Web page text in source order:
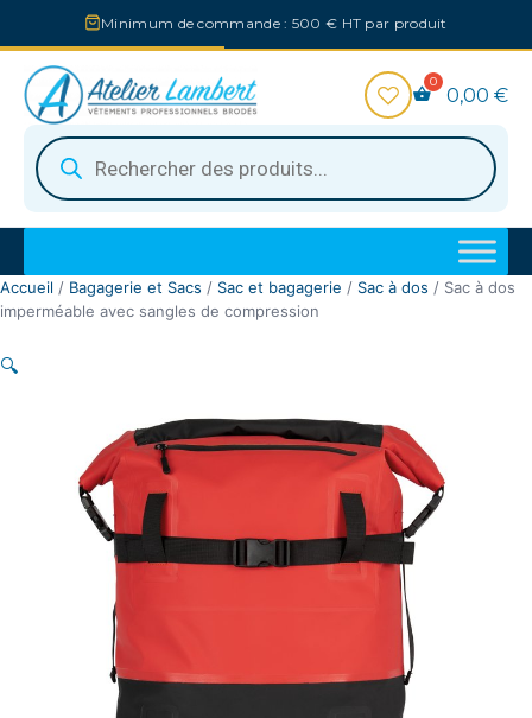
au
contenu
Minimum de commande : 500 € HT par produit
Recherche
de
produits
0,00 €
Accueil / Bagagerie et Sacs / Sac et bagagerie / Sac à dos / Sac à dos
imperméable avec sangles de compression
🔍